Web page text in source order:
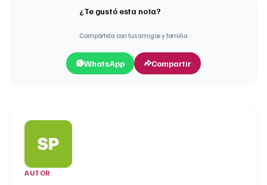
¿Te gustó esta nota?
Compártela con tus amigos y familia
WhatsApp Compartir
AUTOR